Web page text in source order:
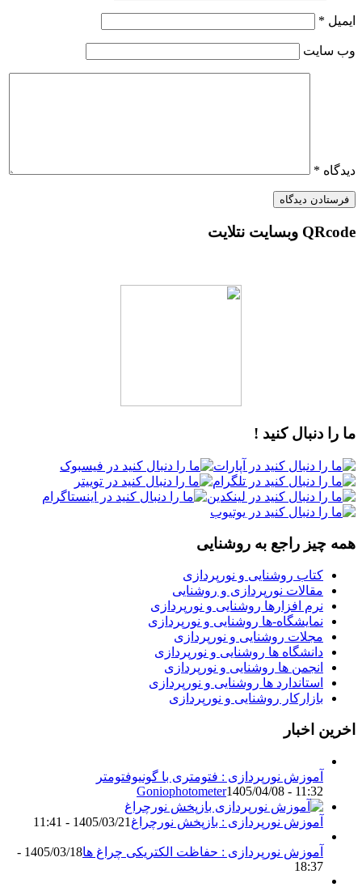
ایمیل *
وب‌ سایت
دیدگاه *
QRcode وبسایت نتلایت
ما را دنبال کنید !
همه چیز راجع به روشنایی
کتاب روشنایی و نورپردازی
مقالات نورپردازی و روشنایی
نرم افزارها روشنایی و نورپردازی
نمایشگاه-ها روشنایی و نورپردازی
مجلات روشنایی و نورپردازی
دانشگاه ها روشنایی و نورپردازی
انجمن ها روشنایی و نورپردازی
استاندارد ها روشنایی و نورپردازی
بازارکار روشنایی و نورپردازی
اخرین اخبار
آموزش نورپردازی : فتومتری با گونیوفتومتر
Goniophotometer1405/04/08 - 11:32
آموزش نورپردازی : بازپخش نورچراغ 1405/03/21 - 11:41
آموزش نورپردازی : حفاظت الکتریکی چراغ ها
1405/03/18 -
18:37